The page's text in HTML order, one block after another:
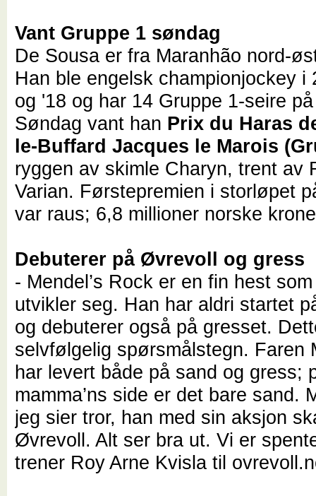
Vant Gruppe 1 søndag
De Sousa er fra Maranhão nord-
Han ble engelsk championjockey i
og '18 og har 14 Gruppe 1-seire
Søndag vant han Prix du Haras
le-Buffard Jacques le Marois
ryggen av skimle Charyn, trent av
Varian. Førstepremien i storløpet
var raus; 6,8 millioner norske
Debuterer på Øvrevoll og gress
- Mendel’s Rock er en fin hest
utvikler seg. Han har aldri startet
og debuterer også på gresset.
selvfølgelig spørsmålstegn. Faren
har levert både på sand og gress;
mamma’ns side er det bare sand.
jeg sier tror, han med sin aksjon
Øvrevoll. Alt ser bra ut. Vi er
trener Roy Arne Kvisla til